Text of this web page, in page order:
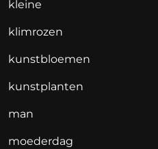
kleine
klimrozen
kunstbloemen
kunstplanten
man
moederdag